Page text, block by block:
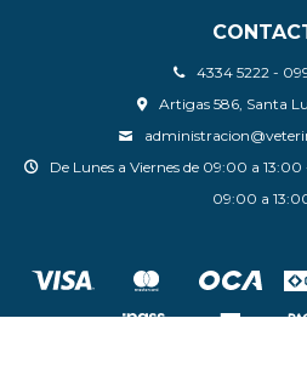
4334 5222 -
Artigas 586, Santa
De Lunes a Viernes de 09:00 a
09:00 a